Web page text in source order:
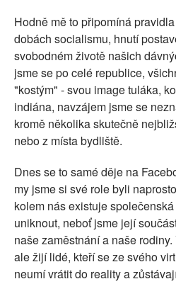
Hodně mě to připomíná
dobách socialismu, hnutí
svobodném životě našich
jsme se po celé republice,
"kostým" - svou image tuláka,
indiána, navzájem jsme se
kromě několika skutečně
nebo z místa bydliště.
Dnes se to samé děje na
my jsme si své role byli
kolem nás existuje
uniknout, neboť jsme její
naše zaměstnání a naše
ale žijí lidé, kteří se ze svého
neumí vrátit do reality a